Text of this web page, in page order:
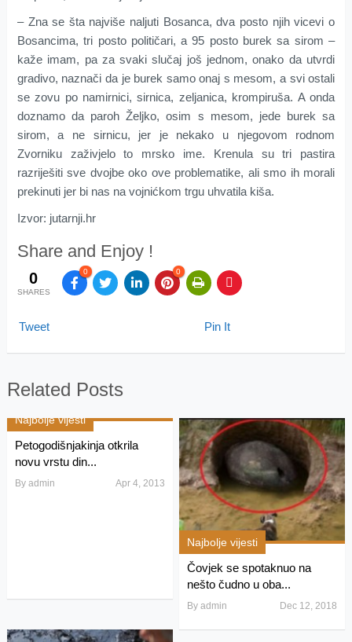
– Zna se šta najviše naljuti Bosanca, dva posto njih vicevi o
Bosancima, tri posto političari, a 95 posto burek sa sirom –
kaže imam, pa za svaki slučaj još jednom, onako da utvrdi
gradivo, naznači da je burek samo onaj s mesom, a svi ostali
se zovu po namirnici, sirnica, zeljanica, krompiruša. A onda
doznamo da paroh Željko, osim s mesom, jede burek sa
sirom, a ne sirnicu, jer je nekako u njegovom rodnom
Zvorniku zaživjelo to mrsko ime. Krenula su tri pastira
razriješiti sve dvojbe oko ove problematike, ali smo ih morali
prekinuti jer bi nas na vojnićkom trgu uhvatila kiša.
Izvor: jutarnji.hr
Share and Enjoy !
0
SHARES
0 0
Tweet Pin It
Related Posts
Najbolje vijesti
Petogodišnjakinja otkrila
novu vrstu din...
By admin Apr 4, 2013
Najbolje vijesti
Čovjek se spotaknuo na
nešto čudno u oba...
Byadmin Dec 12, 2018